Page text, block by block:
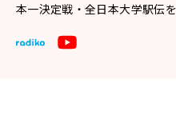
本一決定戦・全日本大学駅伝